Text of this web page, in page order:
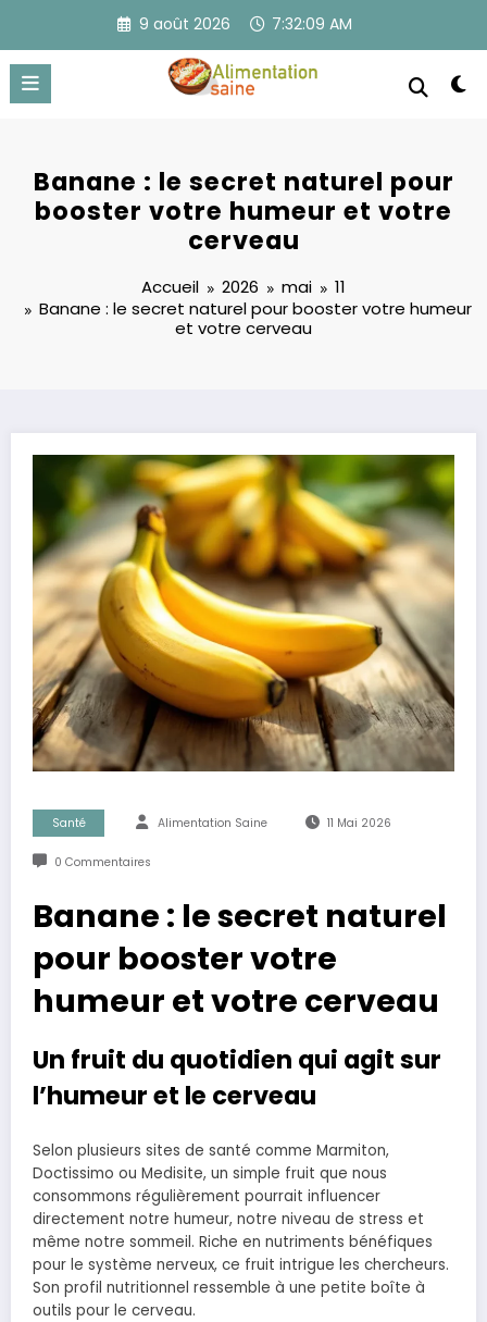
contenu
9 août 2026 7:32:10 AM
Banane : le secret naturel pour
booster votre humeur et votre
cerveau
Accueil 2026 mai
11
Banane : le secret naturel pour booster votre humeur
et votre cerveau
Santé Alimentation Saine 11 Mai 2026
0 Commentaires
Banane : le secret naturel
pour booster votre
humeur et votre cerveau
Un fruit du quotidien qui agit sur
l’humeur et le cerveau
Selon plusieurs sites de santé comme Marmiton,
Doctissimo ou Medisite, un simple fruit que nous
consommons régulièrement pourrait influencer
directement notre humeur, notre niveau de stress et
même notre sommeil. Riche en nutriments bénéfiques
pour le système nerveux, ce fruit intrigue les chercheurs.
Son profil nutritionnel ressemble à une petite boîte à
outils pour le cerveau.